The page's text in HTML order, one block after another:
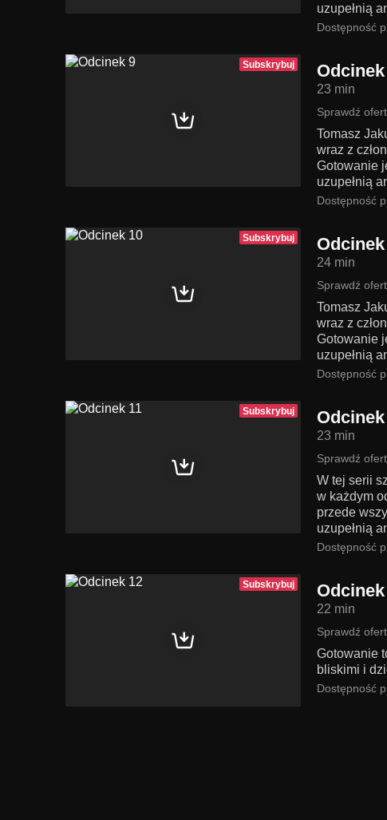
uzupełnią
Dostępność
Subskrybuj
23 min
Sprawdź
Tomasz
wraz z
Gotowanie
uzupełnią
Dostępność
Subskrybuj
24 min
Sprawdź
Tomasz
wraz z
Gotowanie
uzupełnią
Dostępność
Subskrybuj Odcinek
23 min
Sprawdź
W tej serii
w każdym
przede
uzupełnią
Dostępność
Subskrybuj
22 min
Sprawdź
Gotowanie
bliskimi i
Dostępność